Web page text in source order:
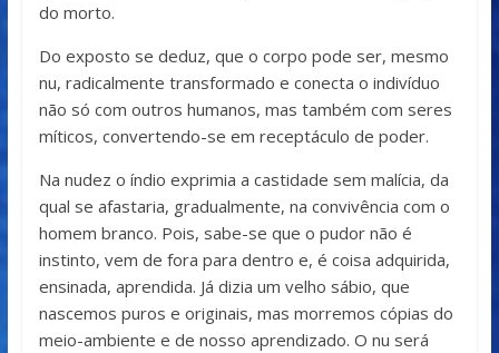
do morto.
Do exposto se deduz, que o corpo pode ser, mesmo
nu, radicalmente transformado e conecta o indivíduo
não só com outros humanos, mas também com seres
míticos, convertendo-se em receptáculo de poder.
Na nudez o índio exprimia a castidade sem malícia, da
qual se afastaria, gradualmente, na convivência com o
homem branco. Pois, sabe-se que o pudor não é
instinto, vem de fora para dentro e, é coisa adquirida,
ensinada, aprendida. Já dizia um velho sábio, que
nascemos puros e originais, mas morremos cópias do
meio-ambiente e de nosso aprendizado. O nu será